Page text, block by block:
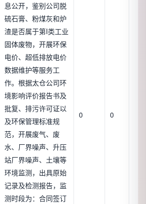
息公开，鉴别公司脱
硫石膏、粉煤灰和炉
渣是否属于第I类工业
固体废物，开展环保
电价、超低排放电价
数据维护等服务工
作。根据太仓公司环
境影响评价报告书及
批复、排污许可证以
及环保管理标准规
范，开展废气、废
水、厂界噪声、升压
站厂界噪声、土壤等
环境监测，出具原始
记录及检测报告，监
测时段为：合同签订
0 0